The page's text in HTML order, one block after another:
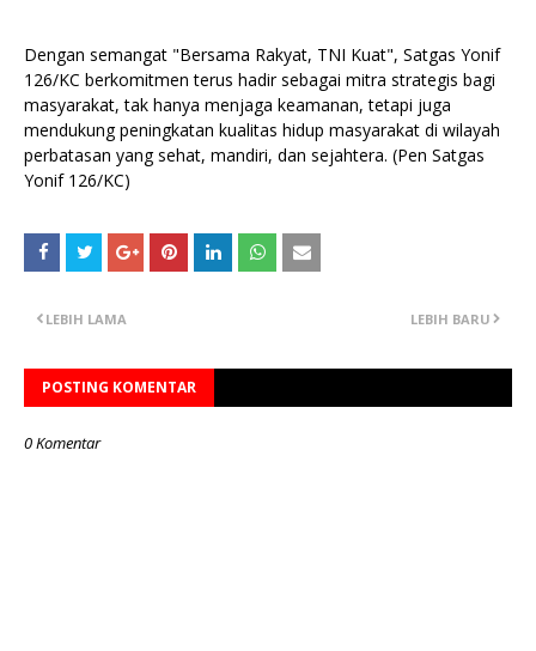
Dengan semangat "Bersama Rakyat, TNI Kuat", Satgas Yonif
126/KC berkomitmen terus hadir sebagai mitra strategis bagi
masyarakat, tak hanya menjaga keamanan, tetapi juga
mendukung peningkatan kualitas hidup masyarakat di wilayah
perbatasan yang sehat, mandiri, dan sejahtera. (Pen Satgas
Yonif 126/KC)
LEBIH BARU
LEBIH LAMA
POSTING KOMENTAR
0 Komentar